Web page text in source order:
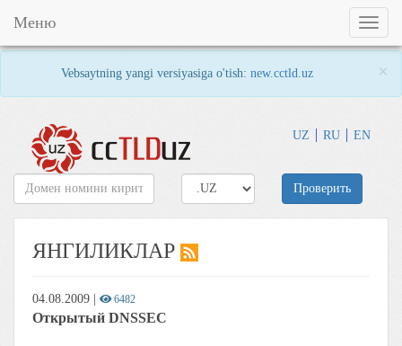
Vebsaytning yangi versiyasiga o'tish: new.cctld.uz ×
UZ RU EN
Toggle
Меню
Проверить
ЯНГИЛИКЛАР
04.08.2009 6482
Открытый DNSSEC